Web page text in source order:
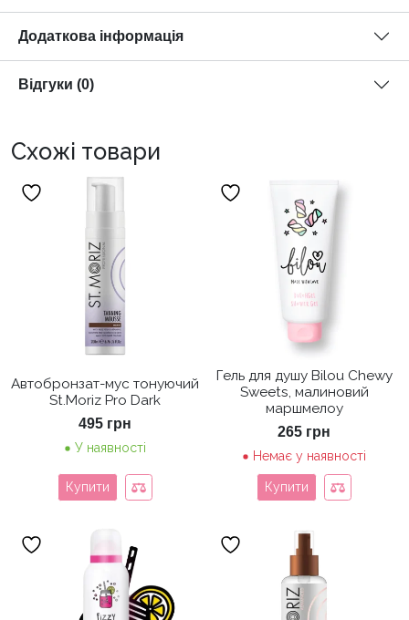
Додаткова інформація
Відгуки (0)
Схожі товари
Автобронзат-мус тонуючий
St.Moriz Pro Dark
495 грн
У наявності
Купити
Гель для душу Bilou Chewy
Sweets, малиновий
маршмелоу
265 грн
Немає у наявності
Купити